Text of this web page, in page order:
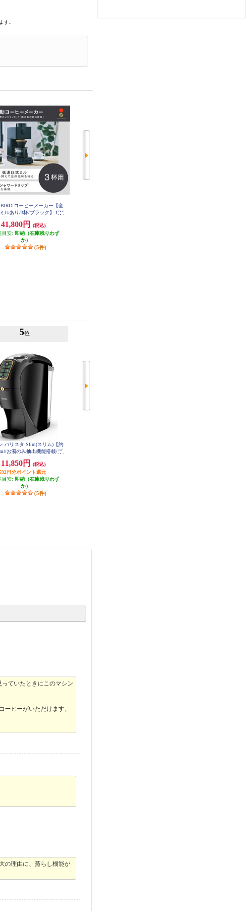
す。
コーヒーメーカー【全
ルあり/3杯/ブラック】 CM
41,800円
(税込)
目安: 即納（在庫残りわず
か）
(5件)
5位
バリスタ Slim(スリム)【約
お湯のみ抽出機能搭載/プ
11,850円
(税込)
円分ポイント還元
目安: 即納（在庫残りわず
か）
(5件)
ていたときにこのマシン
ヒーがいただけます。
の理由に、蒸らし機能が